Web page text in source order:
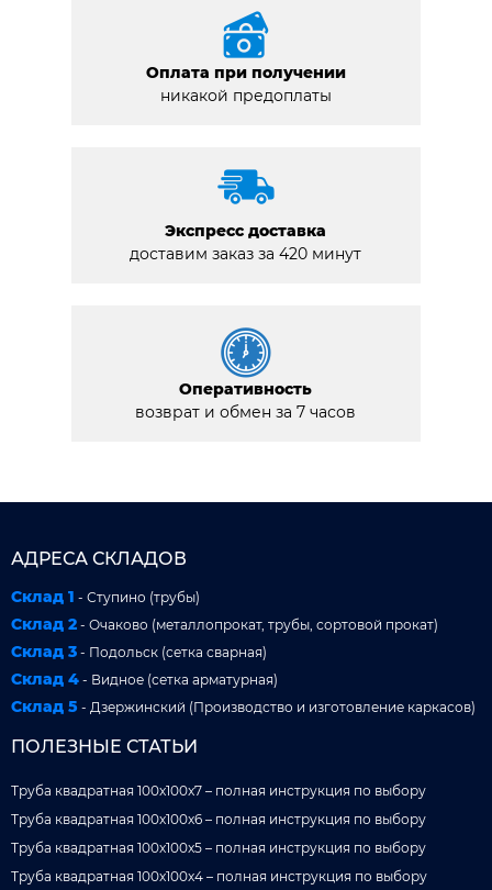
Оплата при получении
никакой предоплаты
Экспресс доставка
доставим заказ за 420 минут
Оперативность
возврат и обмен за 7 часов
АДРЕСА СКЛАДОВ
Склад 1 - Ступино (трубы)
Склад 2 - Очаково (металлопрокат, трубы, сортовой прокат)
Склад 3 - Подольск (сетка сварная)
Склад 4 - Видное (сетка арматурная)
Склад 5 - Дзержинский (Производство и изготовление каркасов)
ПОЛЕЗНЫЕ СТАТЬИ
Труба квадратная 100x100x7 – полная инструкция по выбору
Труба квадратная 100x100x6 – полная инструкция по выбору
Труба квадратная 100x100x5 – полная инструкция по выбору
Труба квадратная 100x100x4 – полная инструкция по выбору